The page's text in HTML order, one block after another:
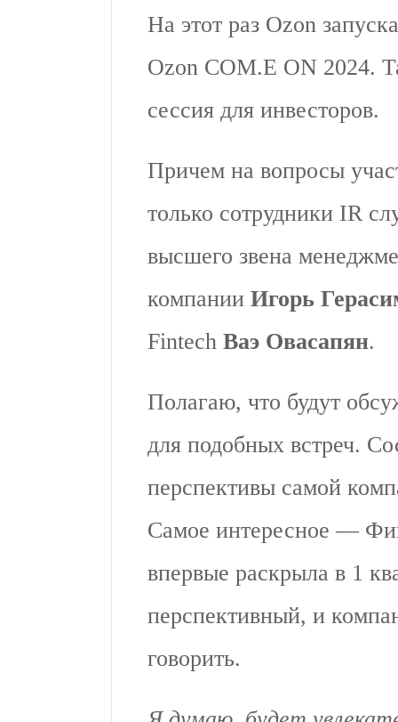
На этот раз Ozon
Ozon COM.E ON 2024.
сессия для инвесторов.
Причем на вопросы
только сотрудники IR
высшего звена
компании Игорь
Fintech Ваэ Овасапян.
Полагаю, что будут
для подобных встреч.
перспективы самой
Самое интересное —
впервые раскрыла в 1
перспективный, и
говорить.